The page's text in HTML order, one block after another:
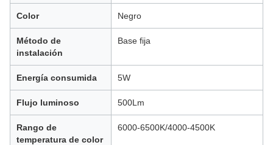
Color Negro
Método de
instalación
Base fija
Energía consumida 5W
Flujo luminoso 500Lm
Rango de
temperatura de color
6000-6500K/4000-4500K